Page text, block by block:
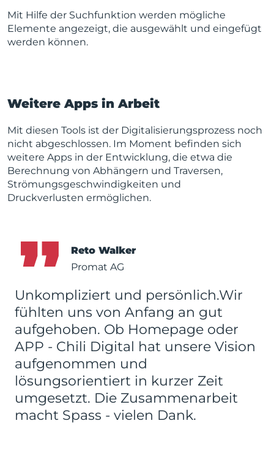
Mit Hilfe der Suchfunktion werden mögliche
Elemente angezeigt, die ausgewählt und eingefügt
werden können.
Weitere Apps in Arbeit
Mit diesen Tools ist der Digitalisierungsprozess noch
nicht abgeschlossen. Im Moment befinden sich
weitere Apps in der Entwicklung, die etwa die
Berechnung von Abhängern und Traversen,
Strömungsgeschwindigkeiten und
Druckverlusten ermöglichen.
Reto Walker
Promat AG
Unkompliziert und persönlich.Wir
fühlten uns von Anfang an gut
aufgehoben. Ob Homepage oder
APP - Chili Digital hat unsere Vision
aufgenommen und
lösungsorientiert in kurzer Zeit
umgesetzt. Die Zusammenarbeit
macht Spass - vielen Dank.